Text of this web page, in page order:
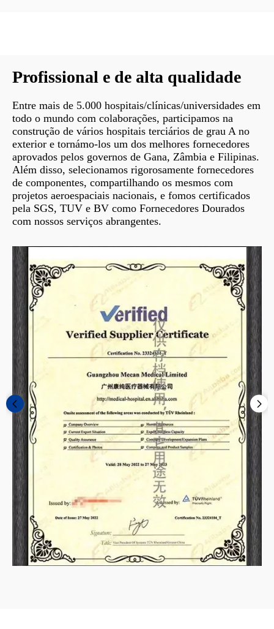
Profissional e de alta qualidade
Entre mais de 5.000 hospitais/clínicas/universidades em
todo o mundo com colaborações, participamos na
construção de vários hospitais terciários de grau A no
exterior e tornámo-los um dos melhores fornecedores
aprovados pelos governos de Gana, Zâmbia e Filipinas.
Além disso, selecionamos rigorosamente fornecedores
de componentes, compartilhando os mesmos com
projetos aeroespaciais nacionais, e fomos certificados
pela SGS, TUV e BV como Fornecedores Dourados
com nossos serviços abrangentes.